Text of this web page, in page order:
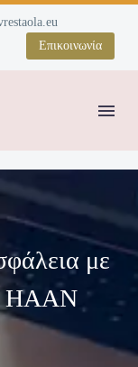
Επικοινωνία
με
HAAN